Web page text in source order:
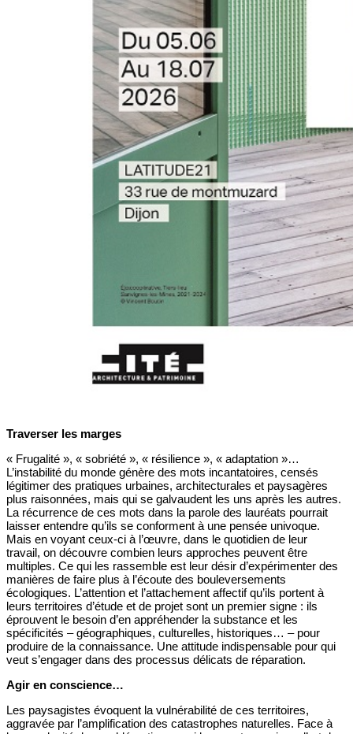
Traverser les marges
« Frugalité », « sobriété », « résilience », « adaptation »…
L’instabilité du monde génère des mots incantatoires, censés
légitimer des pratiques urbaines, architecturales et paysagères
plus raisonnées, mais qui se galvaudent les uns après les autres.
La récurrence de ces mots dans la parole des lauréats pourrait
laisser entendre qu’ils se conforment à une pensée univoque.
Mais en voyant ceux-ci à l’œuvre, dans le quotidien de leur
travail, on découvre combien leurs approches peuvent être
multiples. Ce qui les rassemble est leur désir d’expérimenter des
manières de faire plus à l’écoute des bouleversements
écologiques. L’attention et l’attachement affectif qu’ils portent à
leurs territoires d’étude et de projet sont un premier signe : ils
éprouvent le besoin d’en appréhender la substance et les
spécificités – géographiques, culturelles, historiques… – pour
produire de la connaissance. Une attitude indispensable pour qui
veut s’engager dans des processus délicats de réparation.
Agir en conscience…
Les paysagistes évoquent la vulnérabilité de ces territoires,
aggravée par l’amplification des catastrophes naturelles. Face à